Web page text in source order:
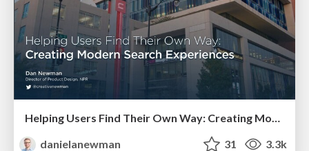
Helping Users Find Their Own Way: Creating Modern Search Experiences
danielanewman
31 3.3k